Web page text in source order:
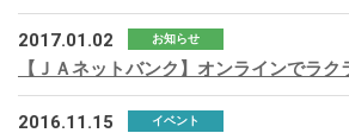
2017.01.02 お知らせ
【ＪＡネットバンク】オンラインでラク
2016.11.15 イベント